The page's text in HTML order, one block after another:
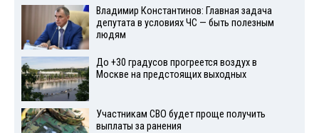
Владимир Константинов: Главная задача
депутата в условиях ЧС — быть полезным
людям
До +30 градусов прогреется воздух в
Москве на предстоящих выходных
Участникам СВО будет проще получить
выплаты за ранения